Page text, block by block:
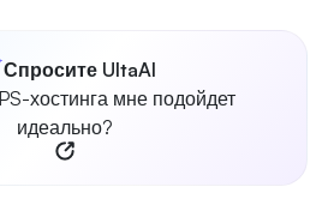
Спросите UltaAI
хостинга мне подойдет
идеально?